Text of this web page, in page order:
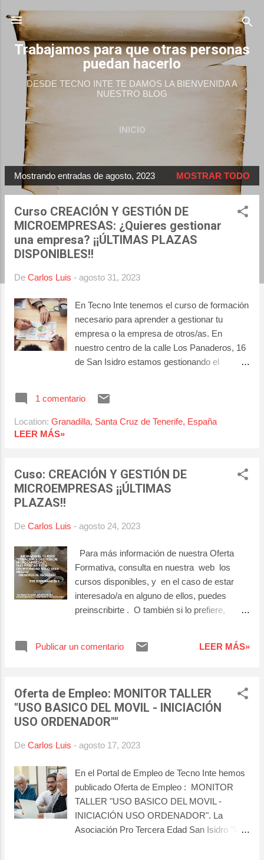
Trabajamos para que otras personas
puedan hacerlo
DESDE TECNO INTE TE DAMOS LA BIENVENIDA A
NUESTRO BLOG
INICIO
E
n
Mostrando entradas de agosto, 2023 MOSTRAR TODO
Curso CREACIÓN Y GESTIÓN DE
MICROEMPRESAS: ¿Quieres gestionar
una empresa? ¡¡ÚLTIMAS PLAZAS
DISPONIBLES!!
De Carlos Luis - agosto 31, 2023
En Tecno Inte tenemos el curso de formación
necesario para aprender a gestionar tu
empresa o la empresa de otros/as. En
nuestro centro de la calle Los Panaderos, 16
de San Isidro estamos gestionando el
de formación gratuito perteneciente al Plan
FPED 2022 del Servicio Canario de Empleo.
microempresas. Para más información de
nuestra Oferta Formativa, consulta en
ellos, puedes preinscribirte . O también si lo
nuestro centro donde estaremos encantados
de atenderte en horario de lunes a viernes de
9:00 a 13:00 y de 16:00 a 20.00 horas. No
dejes pasar esta oportunidad. Comienzo
1 comentario
Location: Granadilla, Santa Cruz de Tenerife, España
LEER MÁS»
Cuso: CREACIÓN Y GESTIÓN DE
MICROEMPRESAS ¡¡ÚLTIMAS
PLAZAS!!
De Carlos Luis - agosto 24, 2023
Para más información de nuestra Oferta
Formativa, consulta en nuestra web los
cursos disponibles, y en el caso de estar
interesado/a en alguno de ellos, puedes
preinscribirte . O también si lo prefiere,
nuestro centro de la C/ Los Panaderos, 16 -
horario de lunes a viernes de 9:00 a 13:00 y
de 16:00 a 20.00 horas. No dejes pasar esta
oportunidad. Curso próximo a comenzar!!
Publicar un comentario LEER MÁS»
Oferta de Empleo: MONITOR TALLER
"USO BASICO DEL MOVIL - INICIACIÓN
USO ORDENADOR""
De Carlos Luis - agosto 17, 2023
En el Portal de Empleo de Tecno Inte hemos
publicado Oferta de Empleo : MONITOR
TALLER "USO BASICO DEL MOVIL -
INICIACIÓN USO ORDENADOR". La
Asociación Pro Tercera Edad San Isidro "Villa